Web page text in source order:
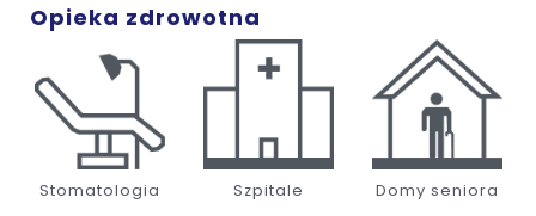
Opieka zdrowotna
Stomatologia Szpitale Domy seniora